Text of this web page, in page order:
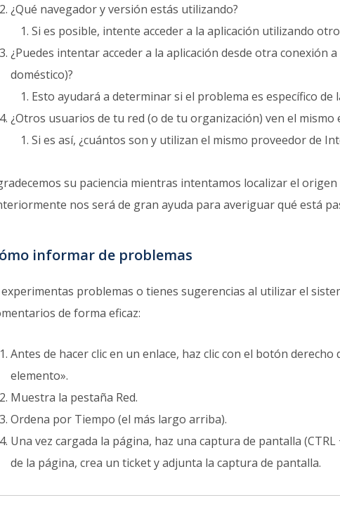
¿Qué navegador y versión estás utilizando?
Si es posible, intente acceder a la aplicación utilizando
¿Puedes intentar acceder a la aplicación desde otra conexión
doméstico)?
Esto ayudará a determinar si el problema es específico de
¿Otros usuarios de tu red (o de tu organización) ven el mismo
Si es así, ¿cuántos son y utilizan el mismo proveedor de
su paciencia mientras intentamos localizar el
nos será de gran ayuda para averiguar qué está
informar de problemas
experimentas problemas o tienes sugerencias al utilizar el
de forma eficaz:
Antes de hacer clic en un enlace, haz clic con el botón
elemento».
Muestra la pestaña Red.
Ordena por Tiempo (el más largo arriba).
Una vez cargada la página, haz una captura de pantalla
de la página, crea un ticket y adjunta la captura de pantalla.